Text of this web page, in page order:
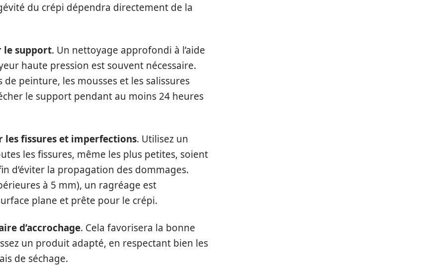
du crépi dépendra directement de la
le support. Un nettoyage approfondi à l’aide
haute pression est souvent nécessaire.
peinture, les mousses et les salissures
le support pendant au moins 24 heures
les fissures et imperfections. Utilisez un
les fissures, même les plus petites, soient
d’éviter la propagation des dommages.
à 5 mm), un ragréage est
plane et prête pour le crépi.
d’accrochage. Cela favorisera la bonne
un produit adapté, en respectant bien les
de séchage.